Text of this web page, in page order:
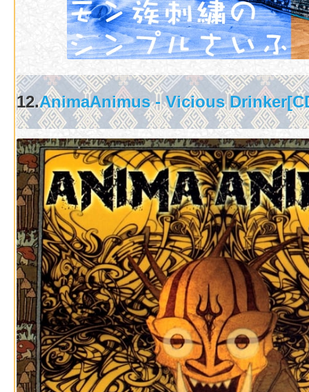
12.AnimaAnimus - Vicious